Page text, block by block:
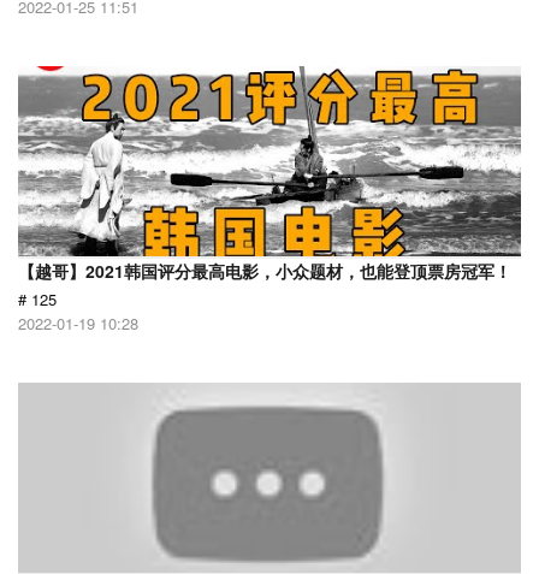
2022-01-25 11:51
【越哥】2021韩国评分最高电影，小众题材，也能登顶票房冠军！
# 125
2022-01-19 10:28